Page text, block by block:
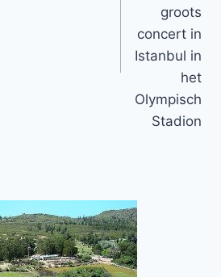
groots
concert in
Istanbul in
het
Olympisch
Stadion